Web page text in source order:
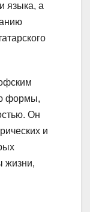
языка, а
формы,
Он
и
жизни,